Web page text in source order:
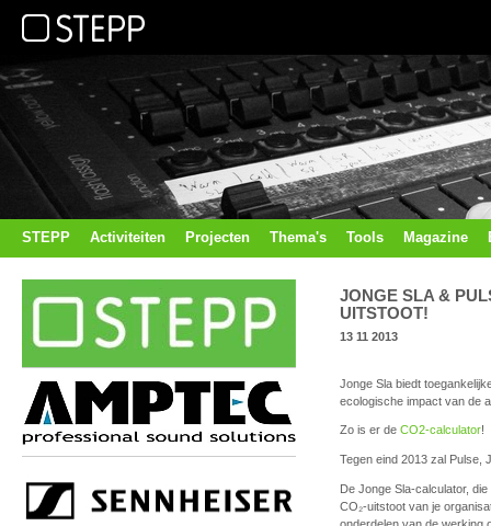
STEPP Activiteiten Projecten Thema's Tools Magazine
JONGE SLA &
UITSTOOT!
13 11 2013
Jonge Sla biedt
ecologische impact van de
Zo is er de CO2-calculator!
Tegen eind 2013 zal Pulse,
De Jonge Sla-calculator,
CO₂-uitstoot van je